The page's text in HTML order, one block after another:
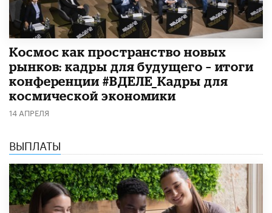
Космос как пространство новых
рынков: кадры для будущего – итоги
конференции #ВДЕЛЕ_Кадры для
космической экономики
14 АПРЕЛЯ
ВЫПЛАТЫ